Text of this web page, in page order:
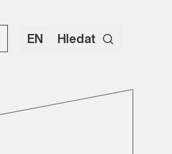
EN Hledat